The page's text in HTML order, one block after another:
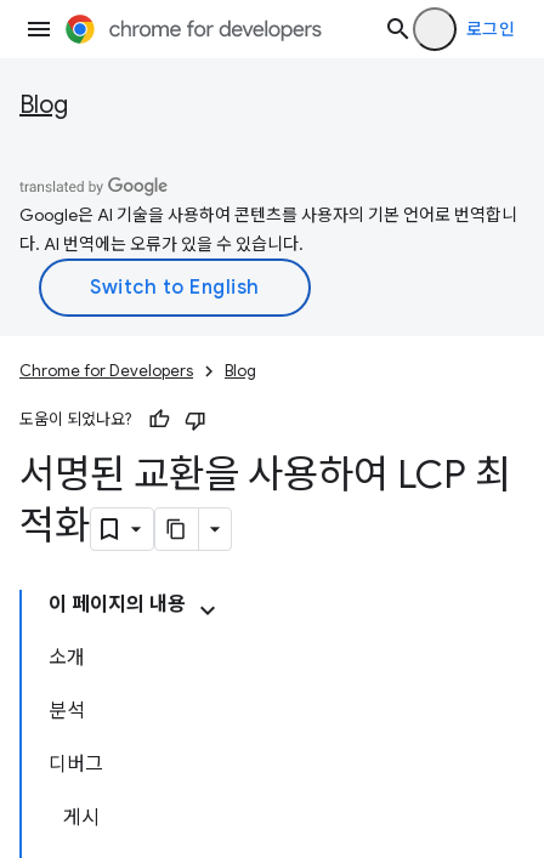
로그인
Blog
Google은 AI 기술을 사용하여 콘텐츠를 사용자의 기본 언어로 번역합니
다. AI 번역에는 오류가 있을 수 있습니다.
Chrome for Developers Blog
도움이 되었나요?
서명된 교환을 사용하여 LCP 최
적화
이 페이지의 내용
소개
분석
디버그
게시